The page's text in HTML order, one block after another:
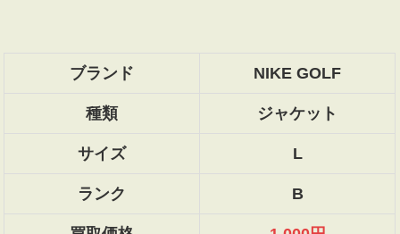
ブランド NIKE GOLF
種類 ジャケット
サイズ L
ランク B